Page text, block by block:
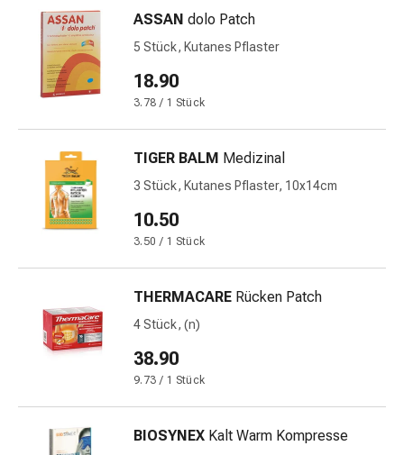
Fieber
Kopfschmerzen
Migräne
Muskel-
&
Gelenkschmerzen
Schmerztherapie
Kühlen
Wärmen
Beruhigung
Schlafstörungen
Rhonchopathie
(Schnarchen)
Atemwege
ASSAN dolo Patch
5 Stück, Kutanes Pflaster
18.90
3.78 / 1 Stück
TIGER BALM Medizinal
3 Stück, Kutanes Pflaster, 10x14cm
10.50
3.50 / 1 Stück
THERMACARE Rücken Patch
4 Stück, (n)
38.90
9.73 / 1 Stück
BIOSYNEX Kalt Warm Kompresse